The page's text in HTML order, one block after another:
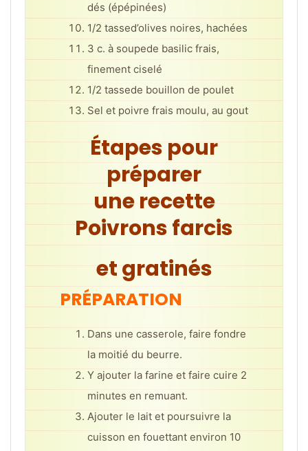
dés (épépinées)
1/2 tassed’olives noires, hachées
3 c. à soupede basilic frais,
finement ciselé
1/2 tassede bouillon de poulet
Sel et poivre frais moulu, au gout
Étapes pour
préparer
unerecette
Poivrons farcis
et gratinés
PRÉPARATION
Dans une casserole, faire fondre
la moitié du beurre.
Y ajouter la farine et faire cuire 2
minutes en remuant.
Ajouter le lait et poursuivre la
cuisson en fouettant environ 10